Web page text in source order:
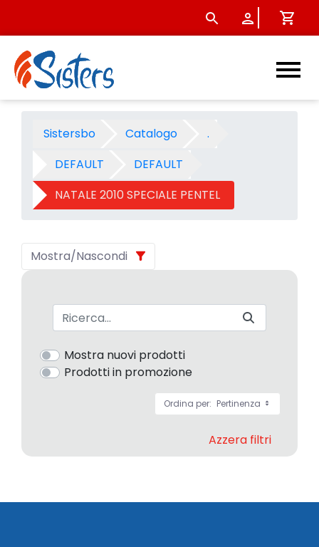
NATALE 2010 SPECIALE
Sistersbo Catalogo
.
DEFAULT
DEFAULT
NATALE 2010 SPECIALE PENTEL
Mostra/Nascondi
Barra di ricerca
Mostra nuovi prodotti
Prodotti in promozione
Ordina per: Pertinenza
Azzera filtri